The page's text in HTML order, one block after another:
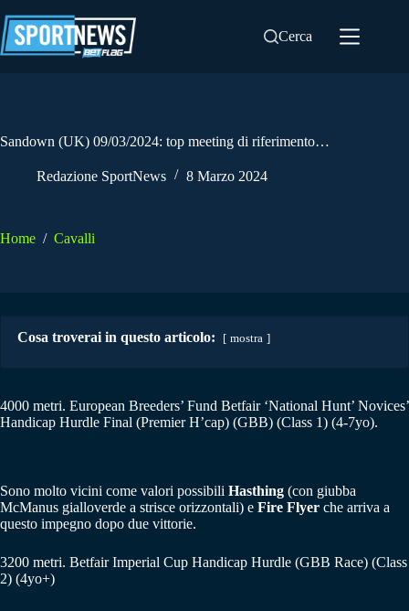
al
contenuto
Cerca
Sandown (UK) 09/03/2024: top meeting di riferimento…
Redazione SportNews 8 Marzo 2024
Home / Cavalli
Cosa troverai in questo articolo: mostra
4000 metri. European Breeders’ Fund Betfair ‘National Hunt’ Novices’
Handicap Hurdle Final (Premier H’cap) (GBB) (Class 1) (4-7yo).
Sono molto vicini come valori possibili Hasthing (con giubba
McManus gialloverde a strisce orizzontali) e Fire Flyer che arriva a
questo impegno dopo due vittorie.
3200 metri. Betfair Imperial Cup Handicap Hurdle (GBB Race) (Class
2) (4yo+)